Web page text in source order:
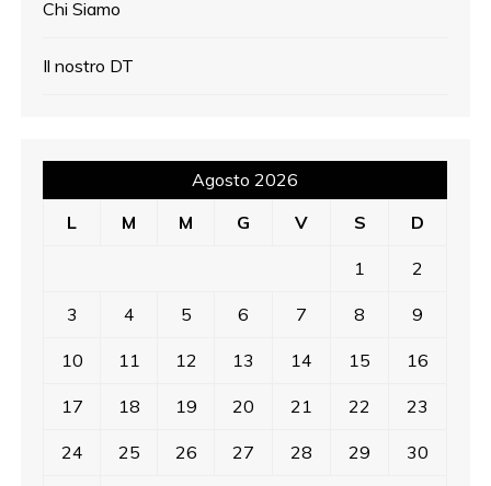
Chi Siamo
Il nostro DT
Agosto 2026
L
M M G V S D
1 2
3 4 5 6 7 8 9
10 11 12 13 14 15 16
17 18 19 20 21 22 23
24 25 26 27 28 29 30